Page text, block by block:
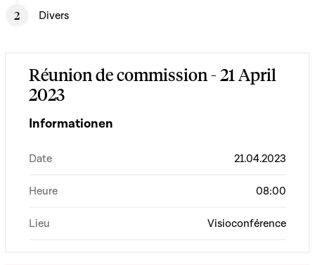
Divers
Réunion de commission - 21 April
2023
Informationen
Date 21.04.2023
Heure 08:00
Lieu Visioconférence